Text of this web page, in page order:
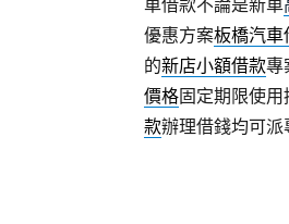
車借款不論是新車
優惠方案板橋汽車
的新店小額借款專
價格固定期限使
款辦理借錢均可派